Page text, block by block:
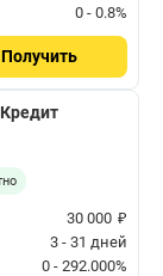
0 - 0.8%
Получить
30 000 ₽
3 - 31 дней
0 - 292.000%